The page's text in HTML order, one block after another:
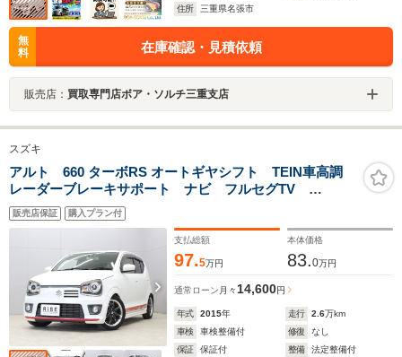
住所
三重県名張市
無
料
在庫確認・見積依頼
販売店： 買取専門店ボア・ソルチ三重支店
スズキ
アルト 660 ターボRS オートギヤシフト TEIN車高調
レーダーブレーキサポート ナビ フルセグTV
Bluetoothオーディオ DVD再生 録音再生 ビルトイン
ETC HIDヘッドライト シートヒーター スマートキー
販売店保証 購入プラン付
支払総額
97.5万円
本体価格
83.0万円
通常ローン 月々 14,600円
年式 2015年 走行 2.6万km
車検
車検整備付 修復
なし
保証
保証付 整備
法定整備付